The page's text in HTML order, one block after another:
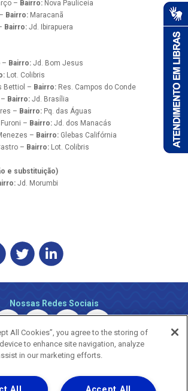
– Bairro: Nova Pauliceia
Bairro: Maracanã
Bairro: Jd. Ibirapuera
– Bairro: Jd. Bom Jesus
Lot. Colibris
Bettiol – Bairro: Res. Campos do Conde
Bairro: Jd. Brasília
– Bairro: Pq. das Águas
– Bairro: Jd. dos Manacás
– Bairro: Glebas Califórnia
– Bairro: Lot. Colibris
e substituição)
Jd. Morumbi
Nossas Redes Sociais
All Cookies”, you agree to the storing of
to enhance site navigation, analyze
in our marketing efforts.